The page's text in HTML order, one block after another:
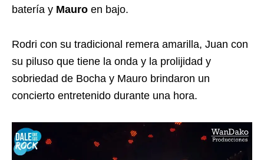
batería y Mauro en bajo.
Rodri con su tradicional remera amarilla, Juan con
su piluso que tiene la onda y la prolijidad y
sobriedad de Bocha y Mauro brindaron un
concierto entretenido durante una hora.